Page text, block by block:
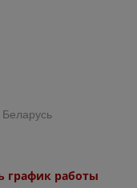
график работы